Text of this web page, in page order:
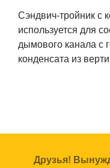
Сэндвич-тройник с
используется для
дымового канала с
конденсата из
Друзья!